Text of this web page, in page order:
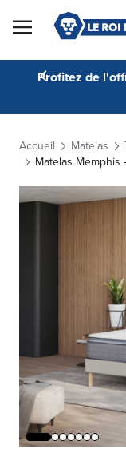
Skip to Content
Profitez de
Accueil Matelas
Matelas Memphis